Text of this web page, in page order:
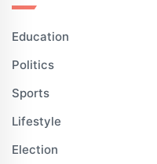
Education
Politics
Sports
Lifestyle
Election